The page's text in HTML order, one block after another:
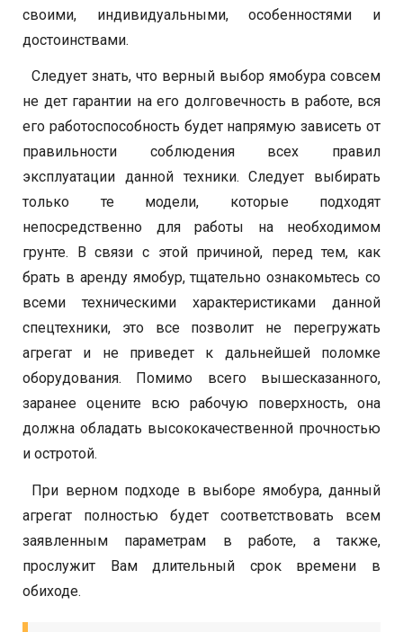
своими, индивидуальными, особенностями и
достоинствами.
Следует знать, что верный выбор ямобура совсем
не дет гарантии на его долговечность в работе, вся
его работоспособность будет напрямую зависеть от
правильности соблюдения всех правил
эксплуатации данной техники. Следует выбирать
только те модели, которые подходят
непосредственно для работы на необходимом
грунте. В связи с этой причиной, перед тем, как
брать в аренду ямобур, тщательно ознакомьтесь со
всеми техническими характеристиками данной
спецтехники, это все позволит не перегружать
агрегат и не приведет к дальнейшей поломке
оборудования. Помимо всего вышесказанного,
заранее оцените всю рабочую поверхность, она
должна обладать высококачественной прочностью
и остротой.
При верном подходе в выборе ямобура, данный
агрегат полностью будет соответствовать всем
заявленным параметрам в работе, а также,
прослужит Вам длительный срок времени в
обиходе.